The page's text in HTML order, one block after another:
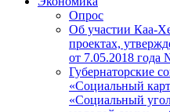
Опрос
Об участии Каа-
проектах,
от 7.05.2018 года
Губернаторские
«Социальный
«Социальный